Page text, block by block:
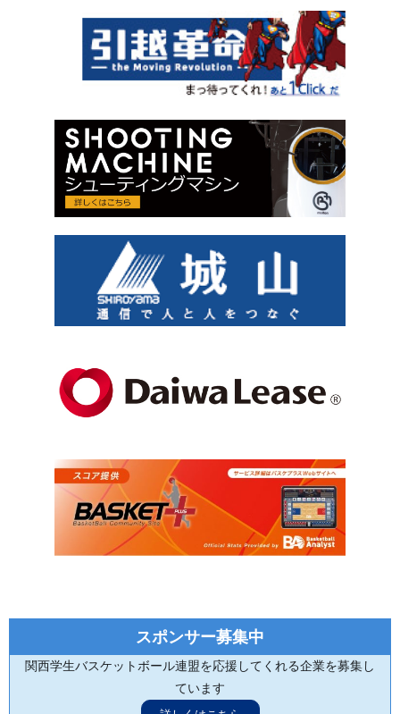
スポンサー募集中
関西学生バスケットボール連盟を応援してくれる企業を募集し
ています